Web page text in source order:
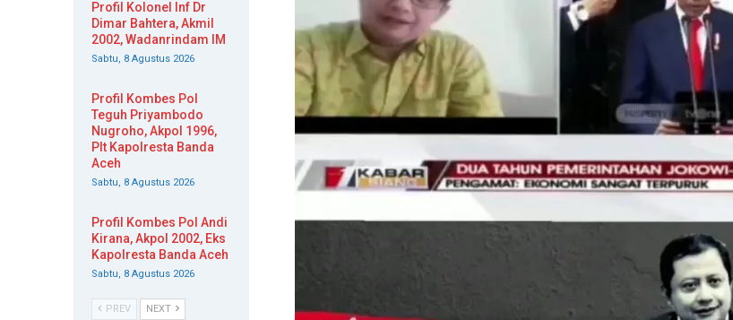
Profil Kolonel Inf Dr
Dimar Bahtera, Akmil
2002, Wadanrindam IM
Sabtu, 8 Agustus 2026
Profil Kombes Pol
Teguh Priyambodo
Nugroho, Akpol 1996,
Plt Kapolresta Banda
Aceh
Sabtu, 8 Agustus 2026
Profil Kombes Pol Andi
Kirana, Akpol 2002, Eks
Kapolresta Banda Aceh
Sabtu, 8 Agustus 2026
PREV NEXT